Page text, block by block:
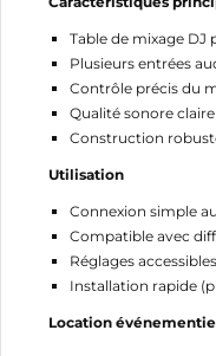
Table de mixage DJ
Plusieurs entrées
Contrôle précis du
Qualité sonore
Construction
Utilisation
Connexion simple
Compatible avec
Réglages
Installation rapide
Location